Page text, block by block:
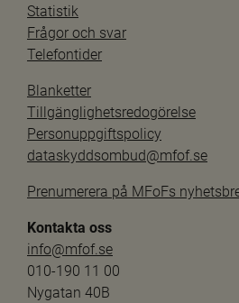
Statistik
Frågor och svar
Telefontider
Blanketter
Tillgänglighetsredogörelse
Personuppgiftspolicy
dataskyddsombud@mfof.se
Prenumerera på MFoFs
Kontakta oss
info@mfof.se
010-190 11 00
Nygatan 40B